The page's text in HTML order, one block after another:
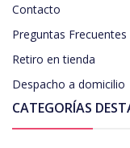
Contacto
Preguntas Frecuentes
Retiro en tienda
Despacho a domicilio
CATEGORÍAS